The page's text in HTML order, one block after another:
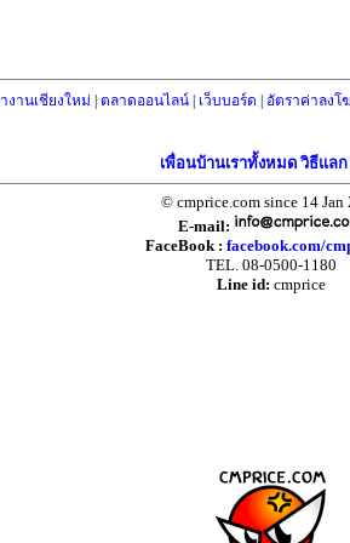
งานเชียงใหม่ | ตลาดออนไลน์| เว็บบอร์ด | อัตราค่าลง
เพื่อนบ้านเราทั้งหมด วิธีแล
© cmprice.com since 14 Jan
E-mail:
FaceBook : facebook.com/
TEL. 08-0500-1180
Line id: cmprice